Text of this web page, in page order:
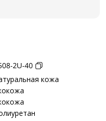
2U-40
кожа